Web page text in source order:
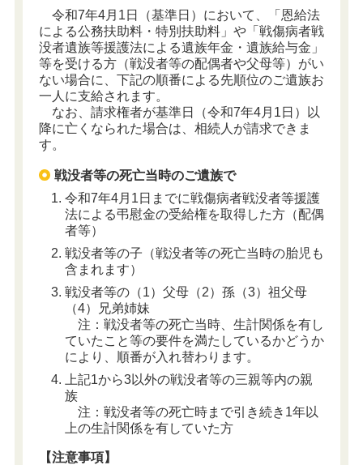
令和7年4月1日（基準日）において、「恩給法
による公務扶助料・特別扶助料」や「戦傷病者戦
没者遺族等援護法による遺族年金・遺族給与金」
等を受ける方（戦没者等の配偶者や父母等）がい
ない場合に、下記の順番による先順位のご遺族お
一人に支給されます。
なお、請求権者が基準日（令和7年4月1日）以
降に亡くなられた場合は、相続人が請求できま
す。
戦没者等の死亡当時のご遺族で
令和7年4月1日までに戦傷病者戦没者等援護
法による弔慰金の受給権を取得した方（配偶
者等）
戦没者等の子（戦没者等の死亡当時の胎児も
含まれます）
戦没者等の（1）父母（2）孫（3）祖父母
（4）兄弟姉妹
注：戦没者等の死亡当時、生計関係を有し
ていたこと等の要件を満たしているかどうか
により、順番が入れ替わります。
上記1から3以外の戦没者等の三親等内の親
族
注：戦没者等の死亡時まで引き続き1年以
上の生計関係を有していた方
【注意事項】